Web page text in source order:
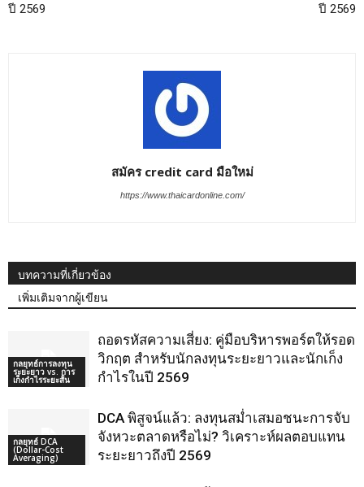
ปี 2569
ปี 2569
สมัคร credit card มือใหม่
https://www.thaicardonline.com/
บทความที่เกี่ยวข้อง
เพิ่มเติมจากผู้เขียน
กลยุทธ์การลงทุน
ระยะยาว vs. การ
เก็งกำไรระยะสั้น
ถอดรหัสความเสี่ยง: คู่มือบริหารพอร์ตให้รอด
วิกฤต สำหรับนักลงทุนระยะยาวและนักเก็ง
กำไรในปี 2569
กลยุทธ์ DCA
(Dollar-Cost
Averaging)
DCA พิสูจน์แล้ว: ลงทุนสม่ำเสมอชนะการจับ
จังหวะตลาดหรือไม่? วิเคราะห์ผลตอบแทน
ระยะยาวถึงปี 2569